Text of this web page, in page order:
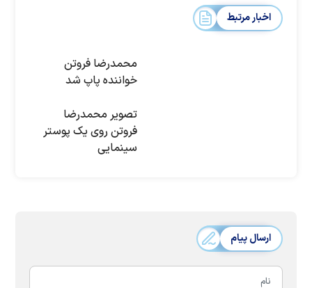
اخبار مرتبط
محمدرضا فروتن
خواننده پاپ شد
تصویر محمدرضا
فروتن روی یک پوستر
سینمایی
ارسال پیام